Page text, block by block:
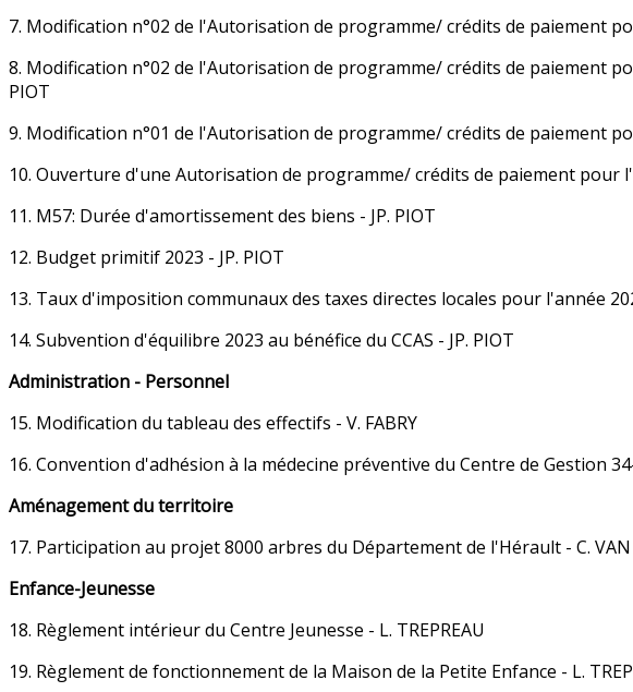
7. Modification n°02 de l'Autorisation de programme/ crédits de paiement
8. Modification n°02 de l'Autorisation de programme/ crédits de paiement
PIOT
9. Modification n°01 de l'Autorisation de programme/ crédits de paiement
10. Ouverture d'une Autorisation de programme/ crédits de paiement pour
11. M57: Durée d'amortissement des biens - JP. PIOT
12. Budget primitif 2023 - JP. PIOT
13. Taux d'imposition communaux des taxes directes locales pour l'année
14. Subvention d'équilibre 2023 au bénéfice du CCAS - JP. PIOT
Administration - Personnel
15. Modification du tableau des effectifs - V. FABRY
16. Convention d'adhésion à la médecine préventive du Centre de Gestion 34-
Aménagement du territoire
17. Participation au projet 8000 arbres du Département de l'Hérault - C. VAN
Enfance-Jeunesse
18. Règlement intérieur du Centre Jeunesse - L. TREPREAU
19. Règlement de fonctionnement de la Maison de la Petite Enfance - L.